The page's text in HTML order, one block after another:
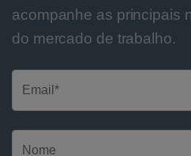
acompanhe as principais
do mercado de trabalho.